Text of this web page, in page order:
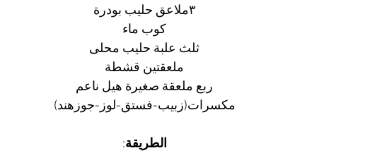
٣ملاعق حليب بودرة
كوب ماء
ثلث علبة حليب محلى
ملعقتين قشطة
ربع ملعقة صغيرة هيل ناعم
مكسرات(زبيب-فستق-لوز-جوزهند)
الطريقة: